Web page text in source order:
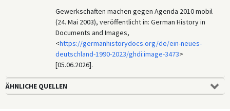
Gewerkschaften machen gegen Agenda 2010 mobil
(24. Mai 2003), veröffentlicht in: German History in
Documents and Images,
<https://germanhistorydocs.org/de/ein-neues-
deutschland-1990-2023/ghdi:image-3473>
[05.06.2026].
ÄHNLICHE QUELLEN